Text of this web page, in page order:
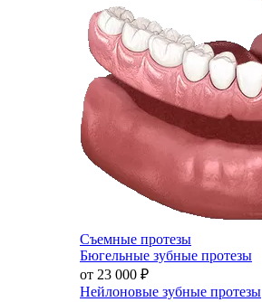
Съемные протезы
Бюгельные зубные протезы
от 23 000 ₽
Нейлоновые зубные протезы